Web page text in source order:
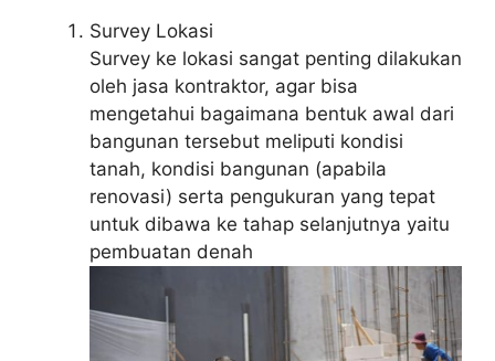
Survey Lokasi
Survey ke lokasi sangat penting dilakukan
oleh jasa kontraktor, agar bisa
mengetahui bagaimana bentuk awal dari
bangunan tersebut meliputi kondisi
tanah, kondisi bangunan (apabila
renovasi) serta pengukuran yang tepat
untuk dibawa ke tahap selanjutnya yaitu
pembuatan denah